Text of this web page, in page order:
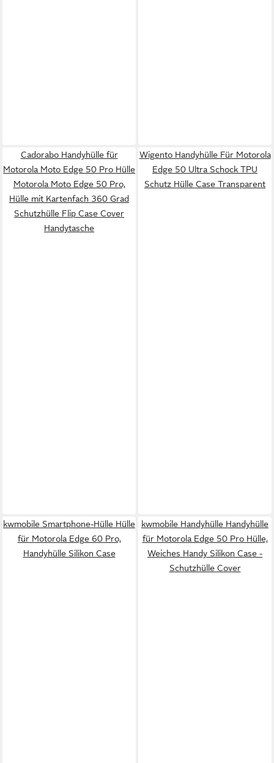
Cadorabo Handyhülle für
Motorola Moto Edge 50 Pro Hülle
Motorola Moto Edge 50 Pro,
Hülle mit Kartenfach 360 Grad
Schutzhülle Flip Case Cover
Handytasche
Wigento Handyhülle Für Motorola
Edge 50 Ultra Schock TPU
Schutz Hülle Case Transparent
kwmobile Smartphone-Hülle Hülle
für Motorola Edge 60 Pro,
Handyhülle Silikon Case
kwmobile Handyhülle Handyhülle
für Motorola Edge 50 Pro Hülle,
Weiches Handy Silikon Case -
Schutzhülle Cover